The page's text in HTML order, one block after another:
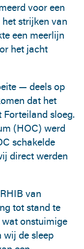
voor een
strijken van
een meerlijn
het jacht
— deels op
dat het
sloeg.
(HOC) werd
schakelde
direct werden
van
tot stand te
wat onstuimige
wij de sleep